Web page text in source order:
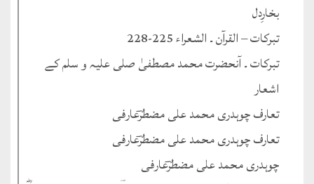
بخارِدل
تبرکات – القرآن ۔ الشعراء 225-228
تبرکات ۔ آنحضرت محمد مصطفیٰ صلی علیہ و سلم کے
اشعار
تعارف چوہدری محمد علی مضطرؔعارفی
تعارف چوہدری محمد علی مضطرؔعارفی
چوہدری محمد علی مضطرؔعارفی